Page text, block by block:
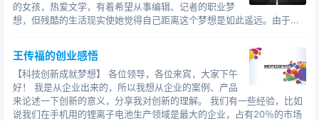
提高认知水平，多听、多看、多读、多思
刚已经分析过，我们之所以懒，之所以执行力不高，
不懂得坚持，往往是因为认知水平低。
所以，提高认知水平是很有必要去做的，只有对该干
的事有了更为深刻的认识，才可能主动去做。
的女孩，热爱文学，有着希望从事编辑、记者的职业梦
想，但残酷的生活现实使她觉得自己距离这个梦想是如此遥远。由于...
王传福的创业感悟
【科技创新成就梦想】 各位领导，各位来宾，大家下午
好！ 我是从企业出来的，所以我想从企业的案例、产品
来论述一下创新的意义，分享我对创新的理解。 我们有一些经验，比如
说我们在手机用的锂离子电池生产领域是最大的企业，占有20％的市场